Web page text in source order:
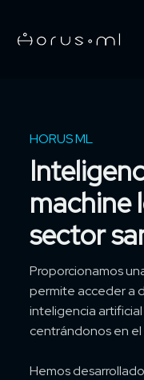
HORUS ML
machine
sector
Proporcionamos
permite acceder a
inteligencia
centrándonos en
Hemos